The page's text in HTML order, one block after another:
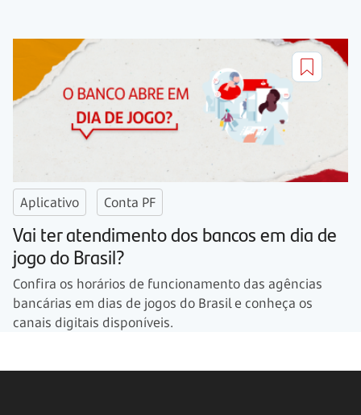
Aplicativo Conta PF
Vai ter atendimento dos bancos em dia de
jogo do Brasil?
Confira os horários de funcionamento das agências
bancárias em dias de jogos do Brasil e conheça os
canais digitais disponíveis.